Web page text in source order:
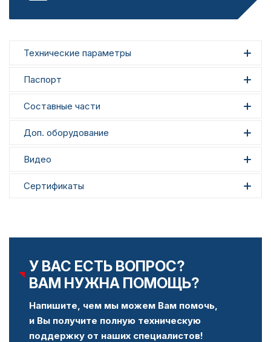
Технические параметры
Паспорт
Составные части
Доп. оборудование
Видео
Сертификаты
У ВАС ЕСТЬ ВОПРОС?
ВАМ НУЖНА ПОМОЩЬ?
Напишите, чем мы можем Вам помочь,
и Вы получите полную техническую
поддержку от наших специалистов!